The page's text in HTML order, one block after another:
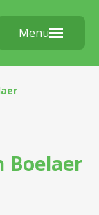
Menu
Boelaer